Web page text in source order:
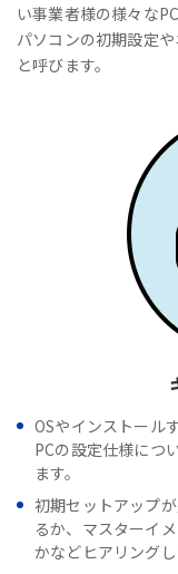
い事業者様の様々な
パソコンの初期設定
と呼びます。
OSやインストール
PCの設定仕様につ
ます。
初期セットアップ
るか、マスターイ
かなどヒアリングし